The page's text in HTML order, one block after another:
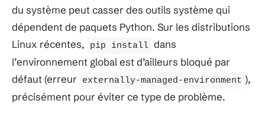
du système peut casser des outils système qui
dépendent de paquets Python. Sur les distributions
Linux récentes,
pip install dans
l’environnement global est d’ailleurs bloqué par
défaut (erreur externally-managed-environment ),
précisément pour éviter ce type de problème.